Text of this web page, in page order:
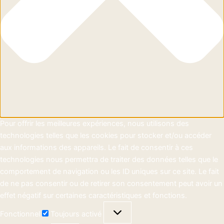
Pour offrir les meilleures expériences, nous utilisons des
technologies telles que les cookies pour stocker et/ou accéder
aux informations des appareils. Le fait de consentir à ces
technologies nous permettra de traiter des données telles que le
comportement de navigation ou les ID uniques sur ce site. Le fait
de ne pas consentir ou de retirer son consentement peut avoir un
effet négatif sur certaines caractéristiques et fonctions.
Fonctionnel Toujours activé